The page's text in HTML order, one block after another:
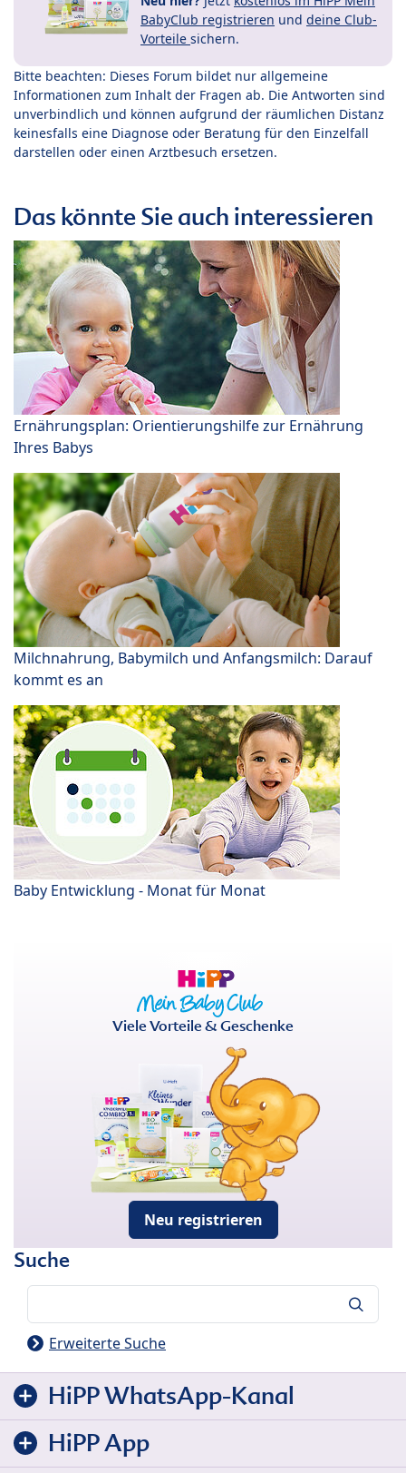
BabyClub registrieren und deine Club-
Vorteile sichern.
Bitte beachten: Dieses Forum bildet nur allgemeine
Informationen zum Inhalt der Fragen ab. Die Antworten sind
unverbindlich und können aufgrund der räumlichen Distanz
keinesfalls eine Diagnose oder Beratung für den Einzelfall
darstellen oder einen Arztbesuch ersetzen.
Das könnte Sie auch interessieren
Ernährungsplan: Orientierungshilfe zur Ernährung
Ihres Babys
Milchnahrung, Babymilch und Anfangsmilch: Darauf
kommt es an
Baby Entwicklung - Monat für Monat
Viele Vorteile & Geschenke
Neu registrieren
Suche
Erweiterte Suche
HiPP WhatsApp-Kanal
HiPP App